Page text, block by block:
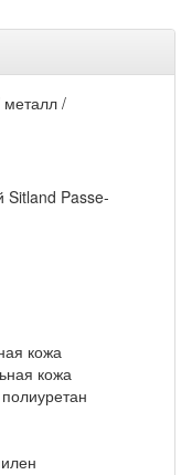
металл /
Sitland Passe-
кожа
кожа